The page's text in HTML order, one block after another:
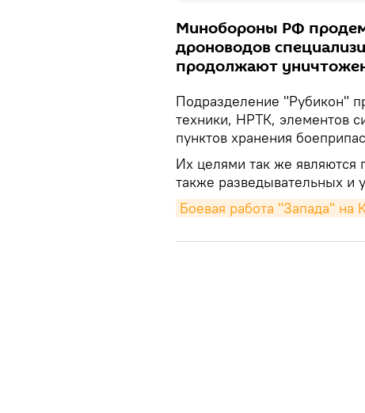
Минобороны РФ
дроноводов
продолжают
Подразделение "Рубикон"
техники, НРТК, элементов
пунктов хранения
Их целями так же являются
также разведывательных и
Боевая работа "Запада" на